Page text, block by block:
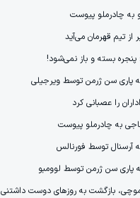
به چادرملو پیوست
تیم قهرمان می‌آید
پنجره بسته و باز نمی‌شود!
پاری سن ژرمن توسط ویرجیلی
را عصبانی کرد
به چادرملو پیوست
آرسنال توسط فورنالس
پاری سن ژرمن توسط لوومبو
بازگشت به روزهای دوست داشتنی